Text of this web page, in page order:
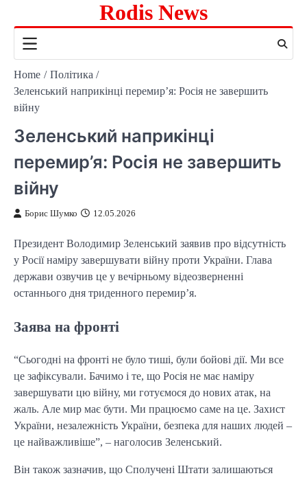
content
Rodis News
Home
Політика
Зеленський наприкінці перемир’я: Росія не завершить
війну
Зеленський наприкінці
перемир’я: Росія не завершить
війну
Борис Шумко 12.05.2026
Президент Володимир Зеленський заявив про відсутність
у Росії наміру завершувати війну проти України. Глава
держави озвучив це у вечірньому відеозверненні
останнього дня триденного перемир’я.
Заява на фронті
“Сьогодні на фронті не було тиші, були бойові дії. Ми все
це зафіксували. Бачимо і те, що Росія не має наміру
завершувати цю війну, ми готуємося до нових атак, на
жаль. Але мир має бути. Ми працюємо саме на це. Захист
України, незалежність України, безпека для наших людей –
це найважливіше”, – наголосив Зеленський.
Він також зазначив, що Сполучені Штати залишаються